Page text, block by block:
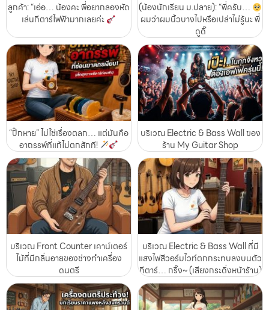
ลูกค้า: “เอ่อ… น้องคะ พี่อยากลองหัด
เล่นกีตาร์ไฟฟ้ามากเลยค่ะ
(น้องนักเรียน ม.ปลาย): “พี่ครับ…
ผมว่าผมนิ้วบางไปหรือเปล่าไม่รู้นะ พี่
ดูดิ๊
“ปิ๊กหาย” ไม่ใช่เรื่องตลก… แต่มันคือ
อาถรรพ์ที่แก้ไม่ตกสักที!
บริเวณ Electric & Bass Wall ของ
ร้าน My Guitar Shop
บริเวณ Front Counter เคาน์เตอร์
ไม้ที่มีกลิ่นอายของช่างทำเครื่อง
ดนตรี
บริเวณ Electric & Bass Wall ที่มี
แสงไฟสีวอร์มไวท์ตกกระทบลงบนตัว
กีตาร์… กริ๊ง~ (เสียงกระดิ่งหน้าร้าน)